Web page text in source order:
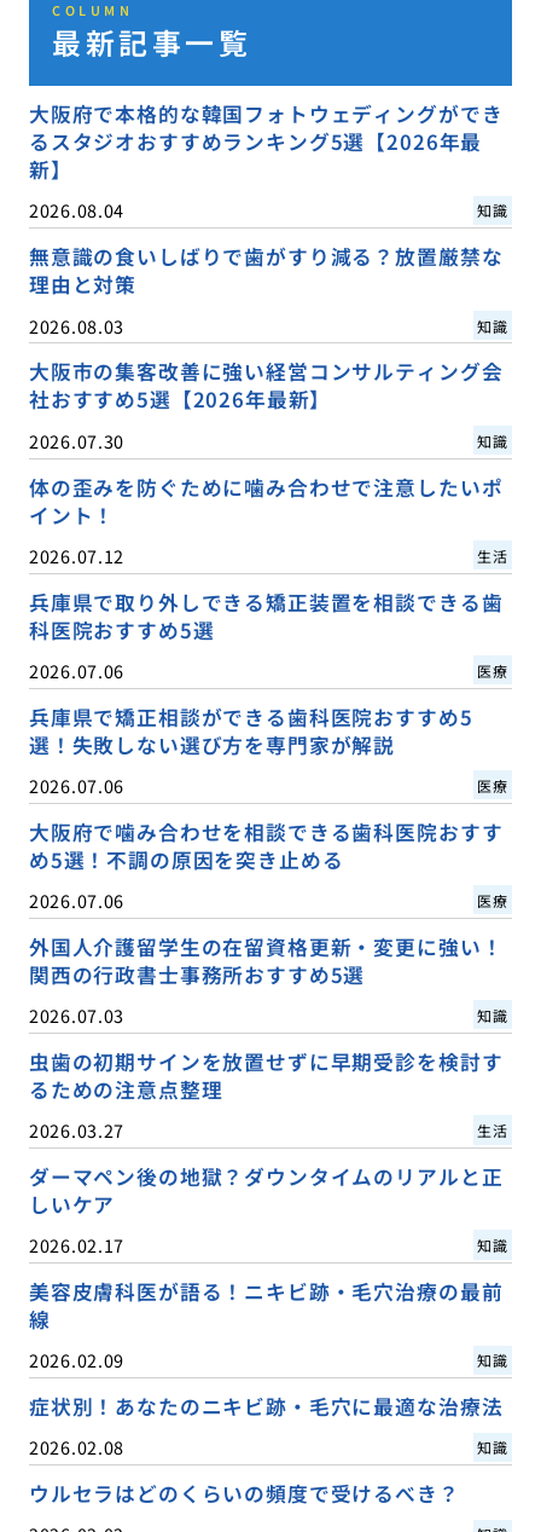
COLUMN
最新記事一覧
大阪府で本格的な韓国フォトウェディングができ
るスタジオおすすめランキング5選【2026年最
新】
2026.08.04 知識
無意識の食いしばりで歯がすり減る？放置厳禁な
理由と対策
2026.08.03 知識
大阪市の集客改善に強い経営コンサルティング会
社おすすめ5選【2026年最新】
2026.07.30 知識
体の歪みを防ぐために噛み合わせで注意したいポ
イント！
2026.07.12 生活
兵庫県で取り外しできる矯正装置を相談できる歯
科医院おすすめ5選
2026.07.06 医療
兵庫県で矯正相談ができる歯科医院おすすめ5
選！失敗しない選び方を専門家が解説
2026.07.06 医療
大阪府で噛み合わせを相談できる歯科医院おすす
め5選！不調の原因を突き止める
2026.07.06 医療
外国人介護留学生の在留資格更新・変更に強い！
関西の行政書士事務所おすすめ5選
2026.07.03 知識
虫歯の初期サインを放置せずに早期受診を検討す
るための注意点整理
2026.03.27 生活
ダーマペン後の地獄？ダウンタイムのリアルと正
しいケア
2026.02.17 知識
美容皮膚科医が語る！ニキビ跡・毛穴治療の最前
線
2026.02.09 知識
症状別！あなたのニキビ跡・毛穴に最適な治療法
2026.02.08 知識
ウルセラはどのくらいの頻度で受けるべき？